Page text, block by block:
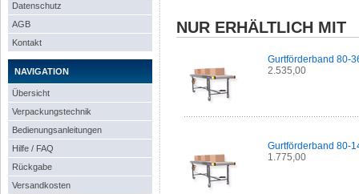
Datenschutz
AGB
Kontakt
NAVIGATION
Übersicht
Verpackungstechnik
Bedienungsanleitungen
Hilfe / FAQ
Rückgabe
Versandkosten
NUR ERHÄLTLICH MIT
Gurtförderband 80-
2.535,00
Gurtförderband 80-
1.775,00